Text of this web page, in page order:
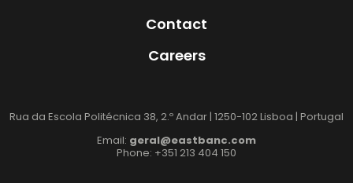
Contact
Careers
Rua da Escola Politécnica 38, 2.º Andar | 1250-102 Lisboa | Portugal
Email: geral@eastbanc.com
Phone: +351 213 404 150